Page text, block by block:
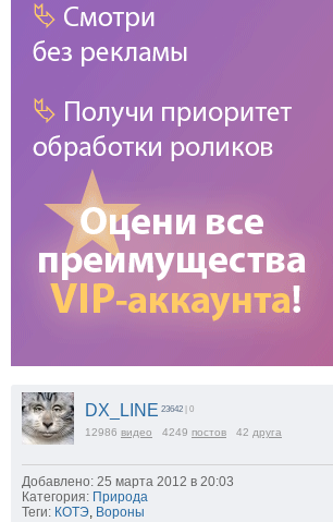
DX_LINE 23642 | 0
12986 видео 4249 постов 42 друга
Добавлено: 25 марта 2012 в 20:03
Категория: Природа
Теги: КОТЭ, Вороны